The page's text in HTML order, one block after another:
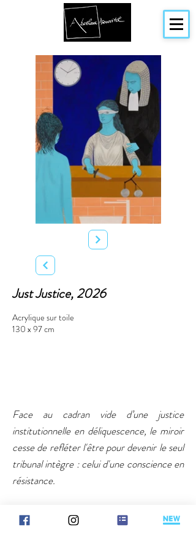
Just Justice, 2026
Acrylique sur toile
130 x 97 cm
Face au cadran vide d’une justice
institutionnelle en déliquescence, le miroir
cesse de refléter l'être pour devenir le seul
tribunal intègre : celui d'une conscience en
résistance.
Note de lecture